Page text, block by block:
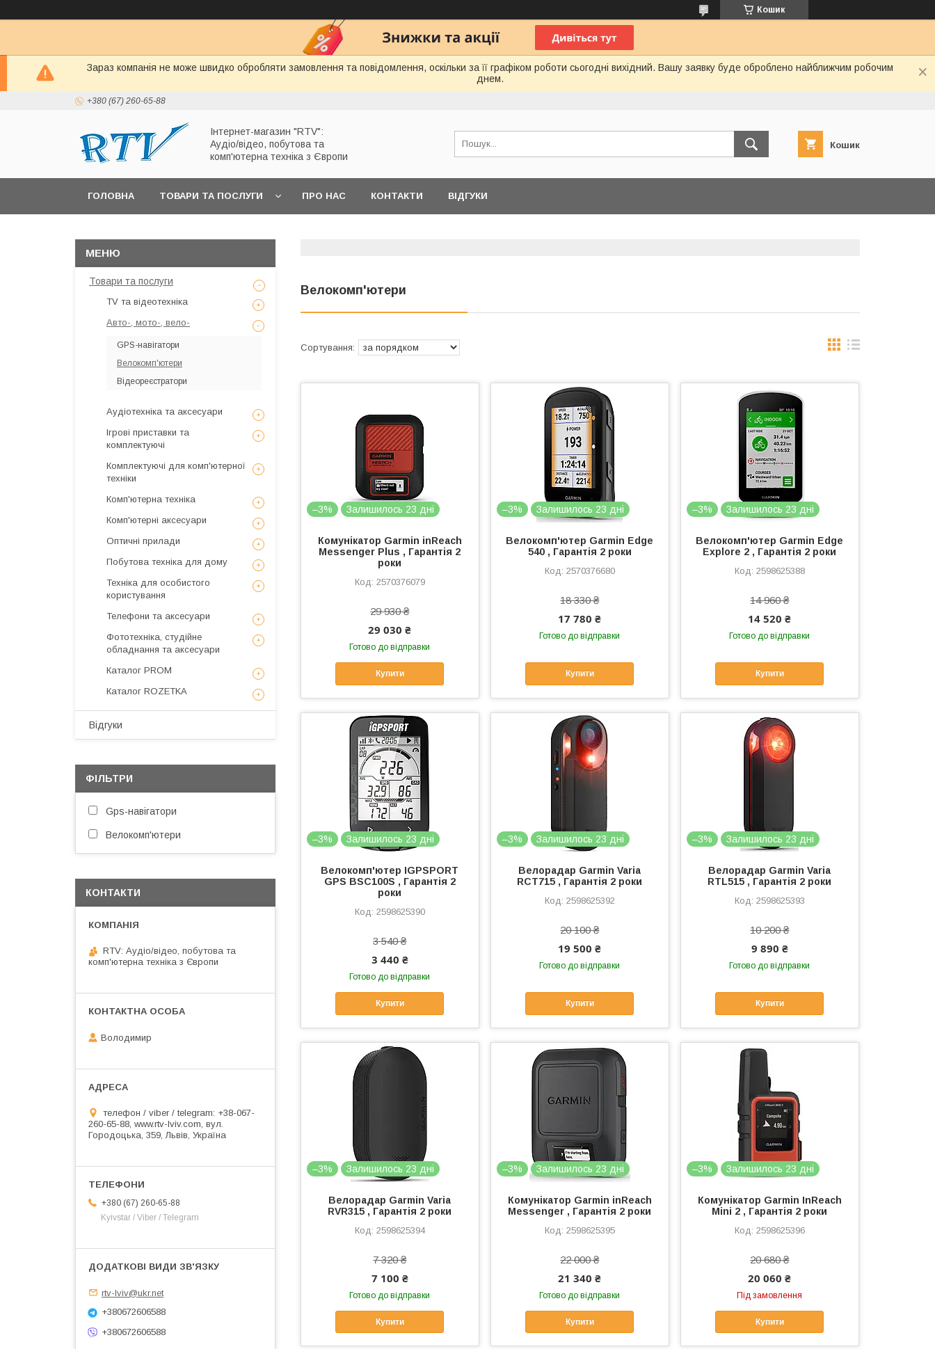
Кошик
Зараз компанія не може швидко обробляти замовлення та повідомлення, оскільки за її графіком роботи сьогодні вихідний. Вашу заявку буде оброблено найближчим робочим
днем.
+380 (67) 260-65-88
Інтернет-магазин "RTV":
Аудіо/відео, побутова та
комп'ютерна техніка з Європи
Кошик
ГОЛОВНА ТОВАРИ ТА ПОСЛУГИ ПРО НАС КОНТАКТИ ВІДГУКИ
Велокомп'ютери
–3% Залишилось 23 дні
Комунікатор Garmin inReach
Messenger Plus , Гарантія 2
роки
2570376079
29 930 ₴
29 030 ₴
Готово до відправки
Купити
–3% Залишилось 23 дні
Велокомп'ютер Garmin Edge
540 , Гарантія 2 роки
2570376680
18 330 ₴
17 780 ₴
Готово до відправки
Купити
–3% Залишилось 23 дні
Велокомп'ютер Garmin Edge
Explore 2 , Гарантія 2 роки
2598625388
14 960 ₴
14 520 ₴
Готово до відправки
Купити
–3% Залишилось 23 дні
Велокомп'ютер IGPSPORT
GPS BSC100S , Гарантія 2
роки
2598625390
3 540 ₴
3 440 ₴
Готово до відправки
Купити
–3% Залишилось 23 дні
Велорадар Garmin Varia
RCT715 , Гарантія 2 роки
2598625392
20 100 ₴
19 500 ₴
Готово до відправки
Купити
–3% Залишилось 23 дні
Велорадар Garmin Varia
RTL515 , Гарантія 2 роки
2598625393
10 200 ₴
9 890 ₴
Готово до відправки
Купити
–3% Залишилось 23 дні
Велорадар Garmin Varia
RVR315 , Гарантія 2 роки
2598625394
7 320 ₴
7 100 ₴
Готово до відправки
Купити
–3% Залишилось 23 дні
Комунікатор Garmin inReach
Messenger , Гарантія 2 роки
2598625395
22 000 ₴
21 340 ₴
Готово до відправки
Купити
–3% Залишилось 23 дні
Комунікатор Garmin InReach
Mini 2 , Гарантія 2 роки
2598625396
20 680 ₴
20 060 ₴
Під замовлення
Купити
Товари та послуги
TV та відеотехніка
Авто-, мото-, вело-
GPS-навігатори
Велокомп'ютери
Відеореєстратори
Аудіотехніка та аксесуари
Ігрові приставки та
комплектуючі
Комплектуючі для комп'ютерної
техніки
Комп'ютерна техніка
Комп'ютерні аксесуари
Оптичні прилади
Побутова техніка для дому
Техніка для особистого
користування
Телефони та аксесуари
Фототехніка, студійне
обладнання та аксесуари
Каталог PROM
Каталог ROZETKA
Відгуки
ФІЛЬТРИ
Gps-навігатори
Велокомп'ютери
КОНТАКТИ
RTV: Аудіо/відео, побутова та
комп'ютерна техніка з Європи
Володимир
телефон / viber / telegram: +38-067-
260-65-88, www.rtv-lviv.com, вул.
Городоцька, 359, Львів, Україна
+380 (67) 260-65-88
Kyivstar / Viber / Telegram
rtv-lviv@ukr.net
+380672606588
+380672606588